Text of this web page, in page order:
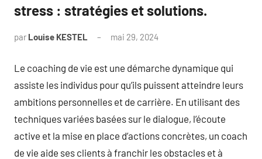
stress : stratégies et solutions.
par Louise KESTEL mai 29, 2024
Le coaching de vie est une démarche dynamique qui
assiste les individus pour qu’ils puissent atteindre leurs
ambitions personnelles et de carrière. En utilisant des
techniques variées basées sur le dialogue, l’écoute
active et la mise en place d’actions concrètes, un coach
de vie aide ses clients à franchir les obstacles et à